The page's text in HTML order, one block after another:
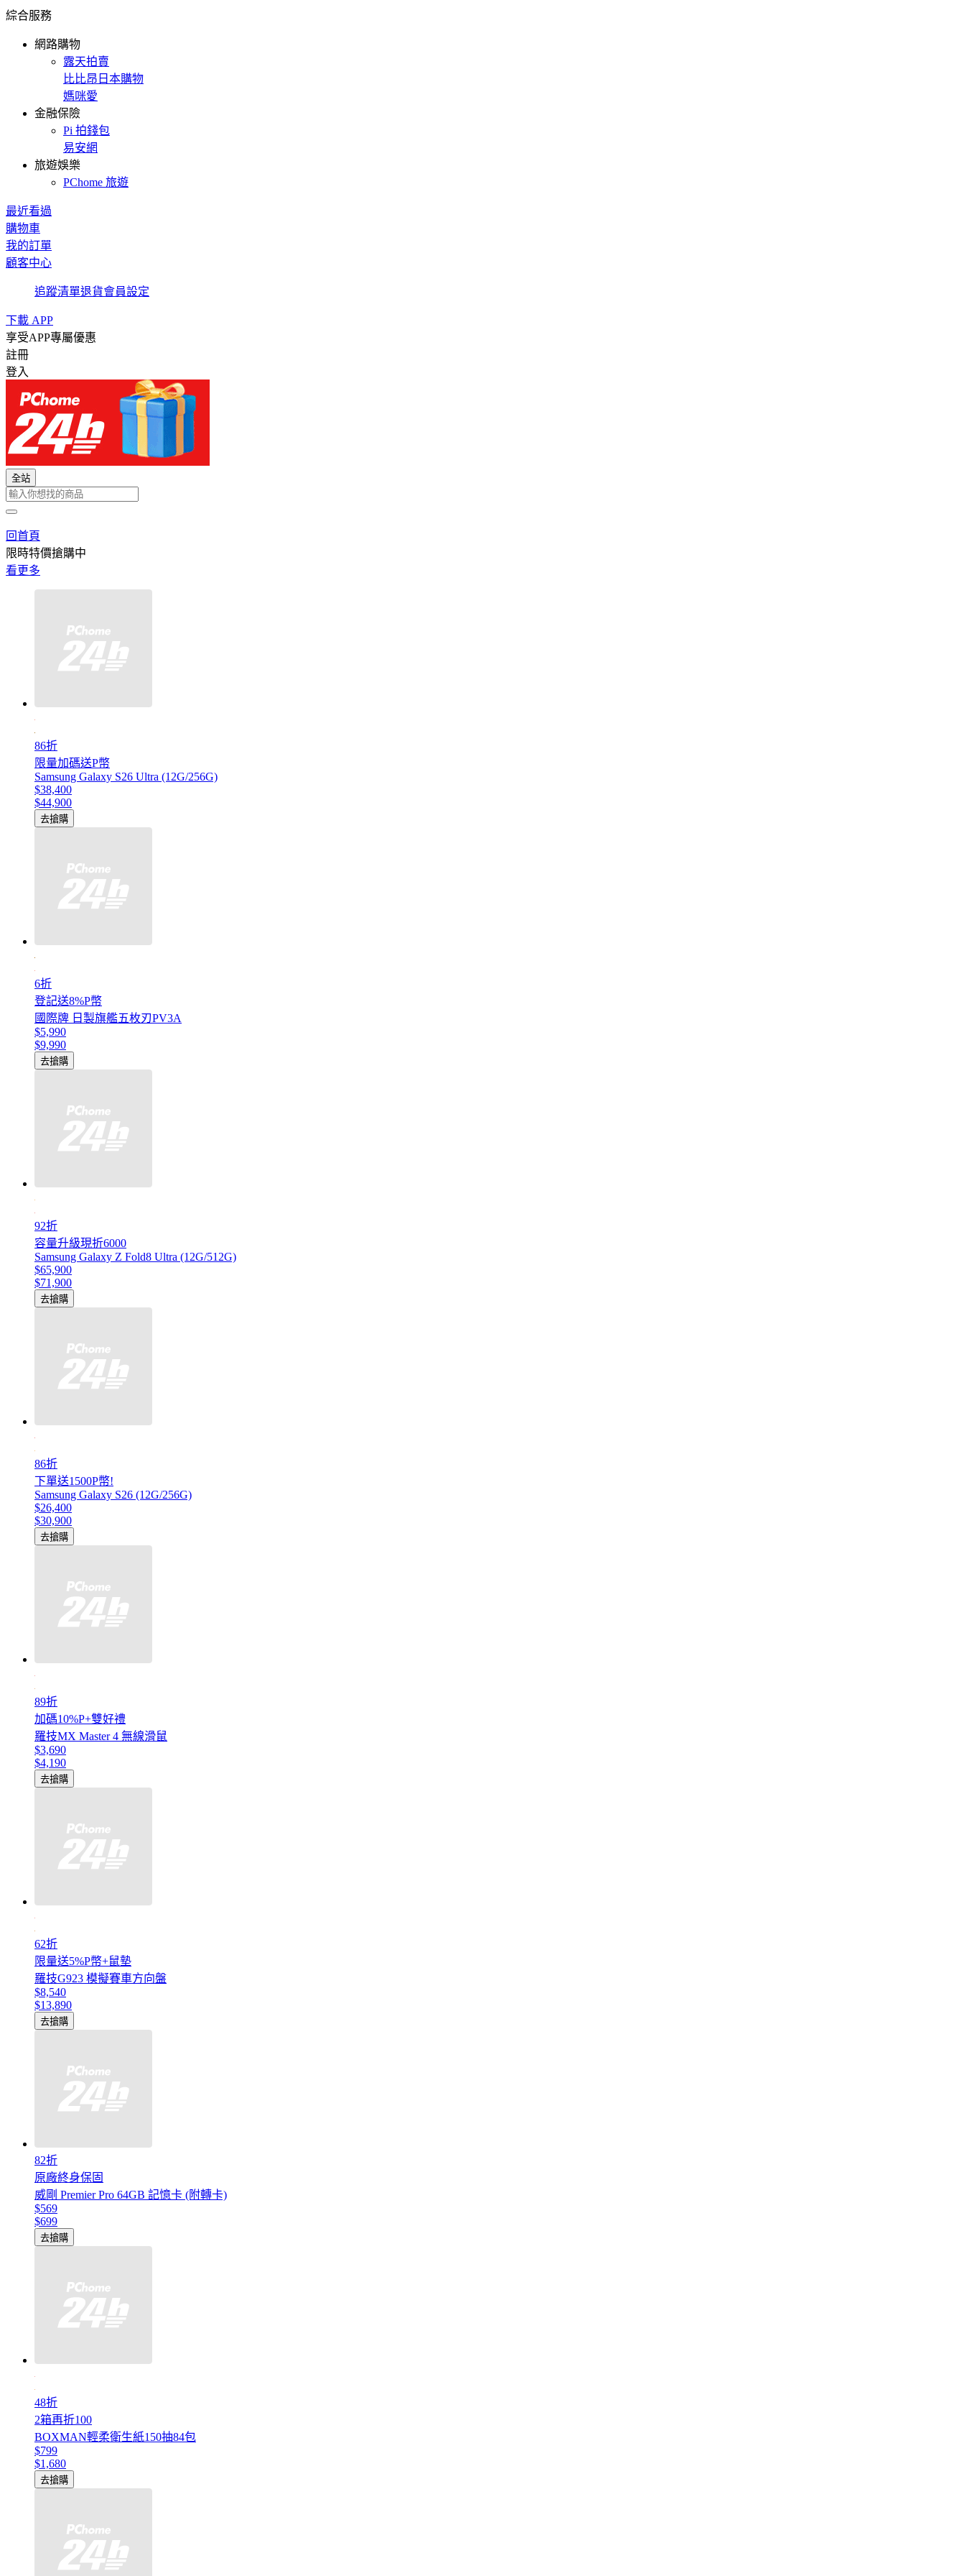
綜合服務
網路購物
露天拍賣
比比昂日本購物
媽咪愛
金融保險
Pi 拍錢包
易安網
旅遊娛樂
PChome 旅遊
最近看過
購物車
我的訂單
顧客中心
追蹤清單退貨會員設定
下載 APP
享受APP專屬優惠
註冊
登入
全站
回首頁
限時特價搶購中
看更多
86折
限量加碼送P幣
Samsung Galaxy S26 Ultra (12G/256G)
$38,400
$44,900
去搶購
6折
登記送8%P幣
國際牌 日製旗艦五枚刃PV3A
$5,990
$9,990
去搶購
92折
容量升級現折6000
Samsung Galaxy Z Fold8 Ultra (12G/512G)
$65,900
$71,900
去搶購
86折
下單送1500P幣!
Samsung Galaxy S26 (12G/256G)
$26,400
$30,900
去搶購
89折
加碼10%P+雙好禮
羅技MX Master 4 無線滑鼠
$3,690
$4,190
去搶購
62折
限量送5%P幣+鼠墊
羅技G923 模擬賽車方向盤
$8,540
$13,890
去搶購
82折
原廠終身保固
威剛 Premier Pro 64GB 記憶卡 (附轉卡)
$569
$699
去搶購
48折
2箱再折100
BOXMAN輕柔衛生紙150抽84包
$799
$1,680
去搶購